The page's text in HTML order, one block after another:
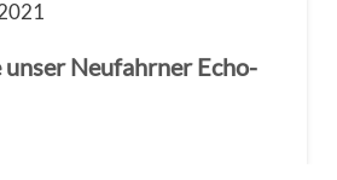
unser Neufahrner Echo-